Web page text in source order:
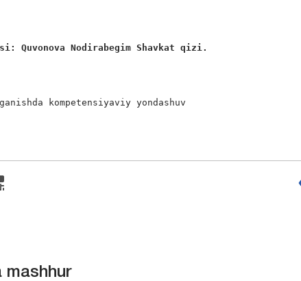
Quvonova Nodirabegim Shavkat qizi.
kompetensiyaviy yondashuv
mashhur